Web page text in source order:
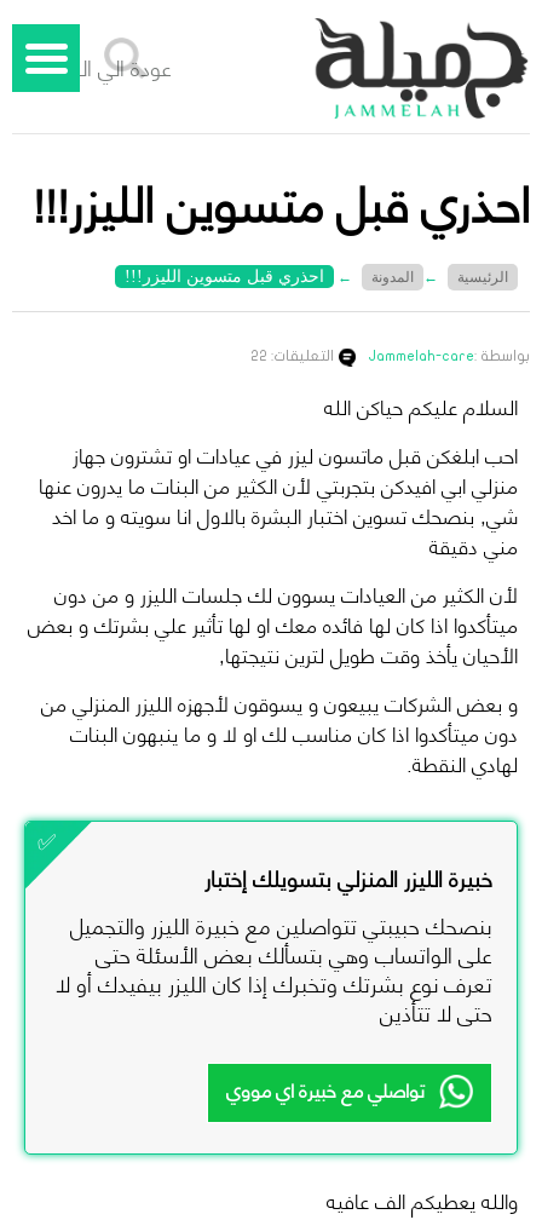
جميلة – دليل الليزر المنزلي
عودة الي الوراء
احذري قبل متسوين الليزر!!!
الرئيسية ← المدونة ← احذري قبل متسوين الليزر!!!
بواسطة :Jammelah-care التعليقات: 22
السلام عليكم حياكن الله
احب ابلغكن قبل ماتسون ليزر في عيادات او تشترون جهاز
منزلي ابي افيدكن بتجربتي لأن الكثير من البنات ما يدرون عنها
شي, بنصحك تسوين اختبار البشرة بالاول انا سويته و ما اخد
مني دقيقة
لأن الكثير من العيادات يسوون لك جلسات الليزر و من دون
ميتأكدوا اذا كان لها فائده معك او لها تأثير علي بشرتك و بعض
الأحيان يأخذ وقت طويل لترين نتيجتها,
و بعض الشركات يبيعون و يسوقون لأجهزه الليزر المنزلي من
دون ميتأكدوا اذا كان مناسب لك او لا و ما ينبهون البنات
لهادي النقطة.
خبيرة الليزر المنزلي بتسويلك إختبار
بنصحك حبيبتي تتواصلين مع خبيرة الليزر والتجميل
على الواتساب وهي بتسألك بعض الأسئلة حتى
تعرف نوع بشرتك وتخبرك إذا كان الليزر بيفيدك أو لا
حتى لا تتأذين
تواصلي مع خبيرة اي مووي
والله يعطيكم الف عافيه